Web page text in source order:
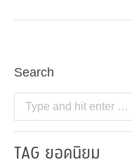
Search
Search:
TAG ยอดนิยม